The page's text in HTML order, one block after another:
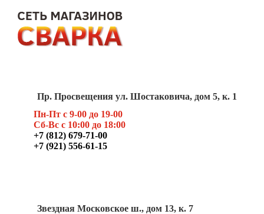
Пр. Просвещения ул. Шостаковича, дом 5, к. 1
Пн-Пт с 9-00 до 19-00
Сб-Вс с 10:00 до 18:00
+7 (812) 679-71-00
+7 (921) 556-61-15
Звездная Московское ш., дом 13, к. 7